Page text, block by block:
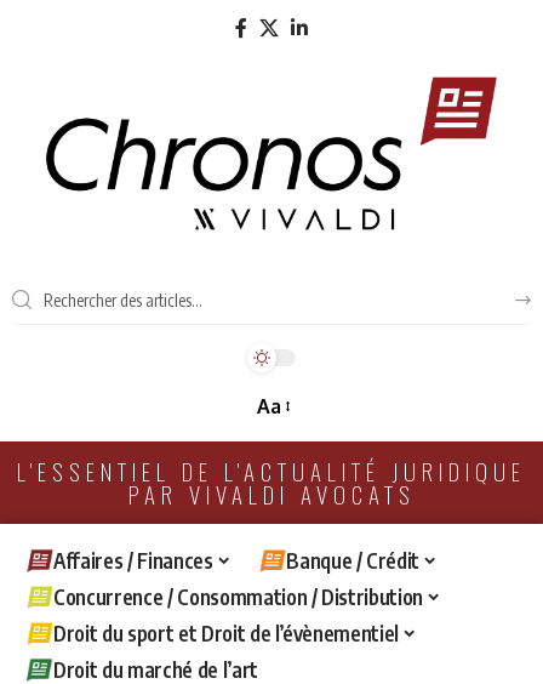
Aa
L'ESSENTIEL DE L'ACTUALITÉ JURIDIQUE
PAR VIVALDI AVOCATS
Affaires / Finances
Banque / Crédit
Concurrence / Consommation / Distribution
Droit du sport et Droit de l’évènementiel
Droit du marché de l’art